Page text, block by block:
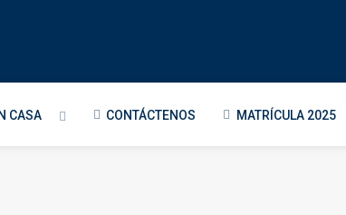
CASA CONTÁCTENOS MATRÍCULA 2025